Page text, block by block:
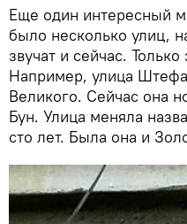
Еще один интересный
было несколько улиц,
звучат и сейчас.
Например, улица
Великого. Сейчас она
Бун. Улица меняла
сто лет. Была она и